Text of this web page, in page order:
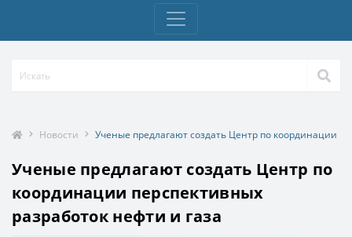
Новости Ученые предлагают создать Центр по координации
Ученые предлагают создать Центр по
координации перспективных
разработок нефти и газа